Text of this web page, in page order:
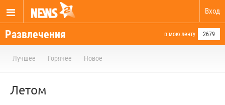
Вход
Развлечения в мою ленту 2679
Лучшее Горячее Новое
Летом